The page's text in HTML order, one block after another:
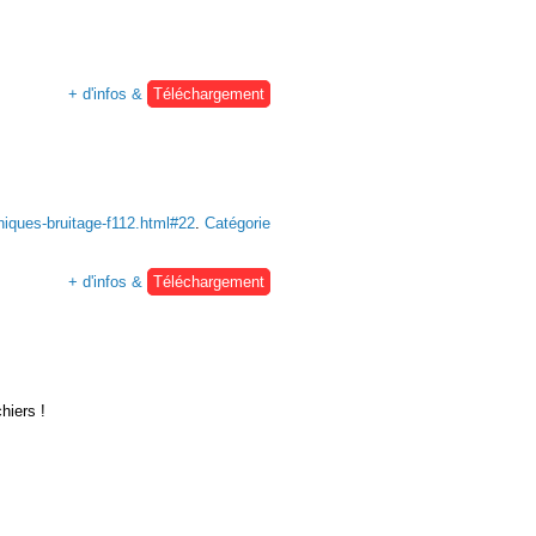
+ d'infos & Téléchargement
bruitage-f112.html#22.Catégorie
+ d'infos &
Téléchargement
!